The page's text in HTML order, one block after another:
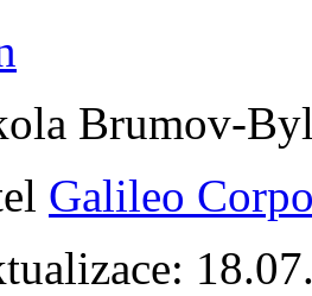
Brumov-
Galileo